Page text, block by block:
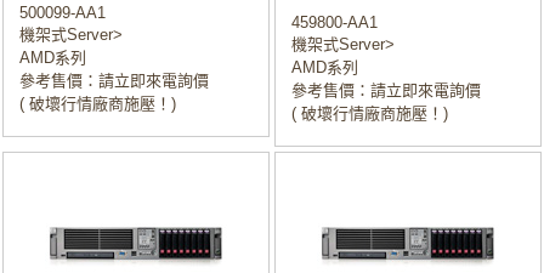
500099-AA1
機架式Server>
AMD系列
參考售價：請立即來電詢價
( 破壞行情廠商施壓！)
459800-AA1
機架式Server>
AMD系列
參考售價：請立即來電詢價
( 破壞行情廠商施壓！)